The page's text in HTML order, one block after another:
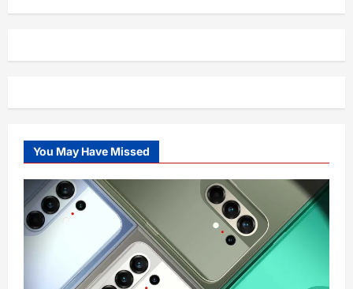
You May Have Missed